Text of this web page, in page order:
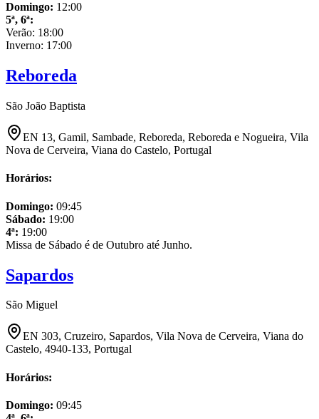
Domingo: 12:00
5ª, 6ª:
Verão: 18:00
Inverno: 17:00
Reboreda
São João Baptista
EN 13, Gamil, Sambade, Reboreda, Reboreda e Nogueira, Vila
Nova de Cerveira, Viana do Castelo, Portugal
Horários:
Domingo: 09:45
Sábado: 19:00
4ª: 19:00
Missa de Sábado é de Outubro até Junho.
Sapardos
São Miguel
EN 303, Cruzeiro, Sapardos, Vila Nova de Cerveira, Viana do
Castelo, 4940-133, Portugal
Horários:
Domingo: 09:45